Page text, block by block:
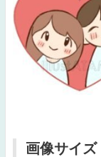
画像サイズ